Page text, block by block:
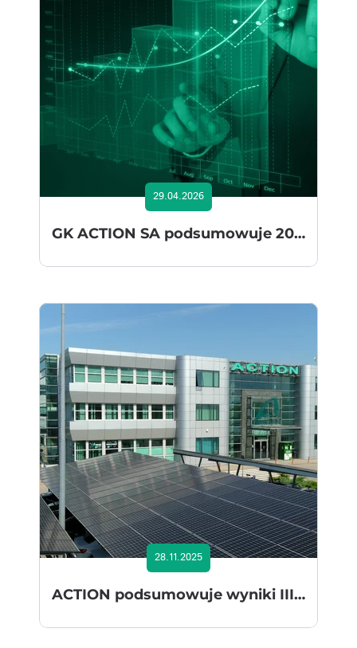
29.04.2026
GK ACTION SA podsumowuje 2025: stabilny wzrost, rozwój segmentu pet food i nowe obszary biznesu
28.11.2025
ACTION podsumowuje wyniki III kwartału 2025